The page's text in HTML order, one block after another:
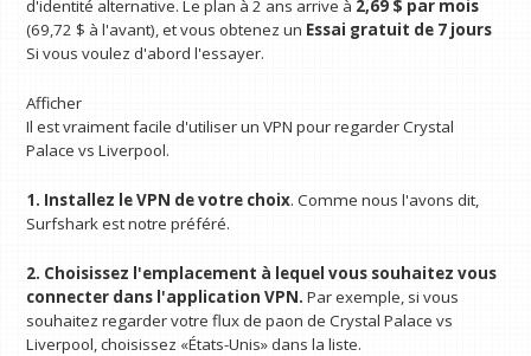
d'identité alternative. Le plan à 2 ans arrive à 2,69 $ par mois
(69,72 $ à l'avant), et vous obtenez un Essai gratuit de 7 jours
Si vous voulez d'abord l'essayer.
Afficher
Il est vraiment facile d'utiliser un VPN pour regarder Crystal
Palace vs Liverpool.
1. Installez le VPN de votre choix. Comme nous l'avons dit,
Surfshark est notre préféré.
2. Choisissez l'emplacement à lequel vous souhaitez vous
connecter dans l'application VPN.Par exemple, si vous
souhaitez regarder votre flux de paon de Crystal Palace vs
Liverpool, choisissez «États-Unis» dans la liste.